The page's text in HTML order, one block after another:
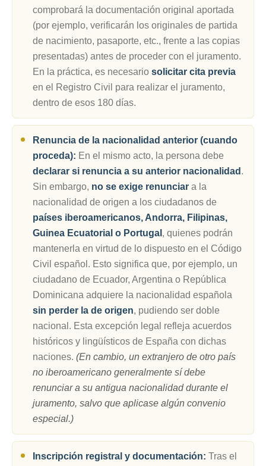
comprobará la documentación original aportada
(por ejemplo, verificarán los originales de partida
de nacimiento, pasaporte, etc., frente a las copias
presentadas) antes de proceder con el juramento.
En la práctica, es necesario solicitar cita previa
en el Registro Civil para realizar el juramento,
dentro de esos 180 días.
Renuncia de la nacionalidad anterior (cuando
proceda): En el mismo acto, la persona debe
declarar si renuncia a su anterior nacionalidad .
Sin embargo, no se exige renunciara la
nacionalidad de origen a los ciudadanos de
países iberoamericanos, Andorra, Filipinas,
Guinea Ecuatorial o Portugal , quienes podrán
mantenerla en virtud de lo dispuesto en el Código
Civil español. Esto significa que, por ejemplo, un
ciudadano de Ecuador, Argentina o República
Dominicana adquiere la nacionalidad española
sin perder la de origen, pudiendo ser doble
nacional. Esta excepción legal refleja acuerdos
históricos y lingüísticos de España con dichas
naciones. (En cambio, un extranjero de otro país
no iberoamericano generalmente sí debe
renunciar a su antigua nacionalidad durante el
juramento, salvo que aplicase algún convenio
especial.)
Inscripción registral y documentación: Tras el